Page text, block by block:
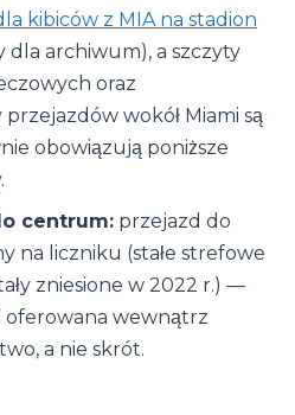
kibiców z MIA na stadion
dla archiwum), a szczyty
oraz
wokół Miami są
obowiązują poniższe
centrum: przejazd do
na liczniku (stałe strefowe
zniesione w 2022 r.) —
oferowana wewnątrz
a nie skrót.